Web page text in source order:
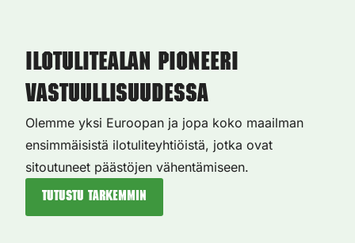
Ilotulitealan pioneeri
vastuullisuudessa
Olemme yksi Euroopan ja jopa koko maailman
ensimmäisistä ilotuliteyhtiöistä, jotka ovat
sitoutuneet päästöjen vähentämiseen.
Tutustu tarkemmin